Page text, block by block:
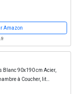
Amazon
Blanc 90x190 cm Acier,
à Coucher, lit